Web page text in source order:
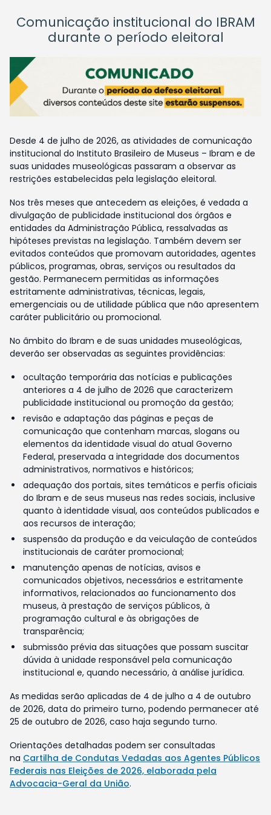
Comunicação institucional do IBRAM
durante o período eleitoral
Desde 4 de julho de 2026, as atividades de comunicação
institucional do Instituto Brasileiro de Museus – Ibram e de
suas unidades museológicas passaram a observar as
restrições estabelecidas pela legislação eleitoral.
Nos três meses que antecedem as eleições, é vedada a
divulgação de publicidade institucional dos órgãos e
entidades da Administração Pública, ressalvadas as
hipóteses previstas na legislação. Também devem ser
evitados conteúdos que promovam autoridades, agentes
públicos, programas, obras, serviços ou resultados da
gestão. Permanecem permitidas as informações
estritamente administrativas, técnicas, legais,
emergenciais ou de utilidade pública que não apresentem
caráter publicitário ou promocional.
No âmbito do Ibram e de suas unidades museológicas,
deverão ser observadas as seguintes providências:
ocultação temporária das notícias e publicações
anteriores a 4 de julho de 2026 que caracterizem
publicidade institucional ou promoção da gestão;
revisão e adaptação das páginas e peças de
comunicação que contenham marcas, slogans ou
elementos da identidade visual do atual Governo
Federal, preservada a integridade dos documentos
administrativos, normativos e históricos;
adequação dos portais, sites temáticos e perfis oficiais
do Ibram e de seus museus nas redes sociais, inclusive
quanto à identidade visual, aos conteúdos publicados e
aos recursos de interação;
suspensão da produção e da veiculação de conteúdos
institucionais de caráter promocional;
manutenção apenas de notícias, avisos e
comunicados objetivos, necessários e estritamente
informativos, relacionados ao funcionamento dos
museus, à prestação de serviços públicos, à
programação cultural e às obrigações de
transparência;
submissão prévia das situações que possam suscitar
dúvida à unidade responsável pela comunicação
institucional e, quando necessário, à análise jurídica.
As medidas serão aplicadas de 4 de julho a 4 de outubro
de 2026, data do primeiro turno, podendo permanecer até
25 de outubro de 2026, caso haja segundo turno.
Orientações detalhadas podem ser consultadas
na Cartilha de Condutas Vedadas aos Agentes Públicos
Federais nas Eleições de 2026, elaborada pela
Advocacia-Geral da União.